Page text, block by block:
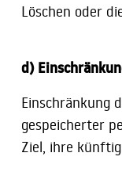
Löschen oder
d)
Einschränkung
gespeicherter
Ziel, ihre